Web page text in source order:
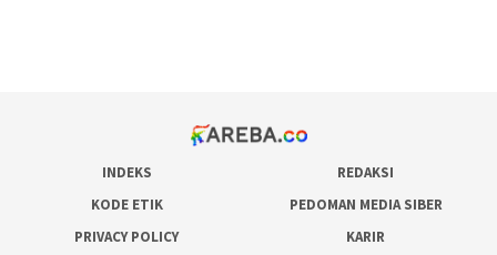
INDEKS
REDAKSI
KODE ETIK
PEDOMAN MEDIA SIBER
PRIVACY POLICY
KARIR